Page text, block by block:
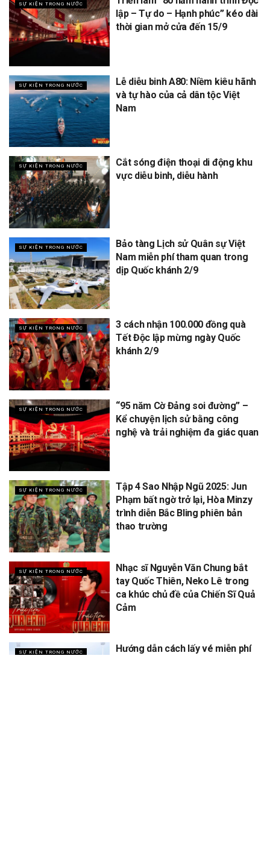
SỰ KIỆN TRONG NƯỚC
lập – Tự do – Hạnh phúc” kéo dài
thời gian mở cửa đến 15/9
SỰ KIỆN TRONG NƯỚC
Lễ diễu binh A80: Niềm kiêu hãnh
và tự hào của cả dân tộc Việt
Nam
SỰ KIỆN TRONG NƯỚC
Cắt sóng điện thoại di động khu
vực diễu binh, diễu hành
SỰ KIỆN TRONG NƯỚC
Bảo tàng Lịch sử Quân sự Việt
Nam miễn phí tham quan trong
dịp Quốc khánh 2/9
SỰ KIỆN TRONG NƯỚC
3 cách nhận 100.000 đồng quà
Tết Độc lập mừng ngày Quốc
khánh 2/9
SỰ KIỆN TRONG NƯỚC
“95 năm Cờ Đảng soi đường” –
Kể chuyện lịch sử bằng công
nghệ và trải nghiệm đa giác quan
SỰ KIỆN TRONG NƯỚC
Tập 4 Sao Nhập Ngũ 2025: Jun
Phạm bất ngờ trở lại, Hòa Minzy
trình diễn Bắc Bling phiên bản
thao trường
SỰ KIỆN TRONG NƯỚC
Nhạc sĩ Nguyễn Văn Chung bắt
tay Quốc Thiên, Neko Lê trong
ca khúc chủ đề của Chiến Sĩ Quả
Cảm
SỰ KIỆN TRONG NƯỚC
Hướng dẫn cách lấy vé miễn phí